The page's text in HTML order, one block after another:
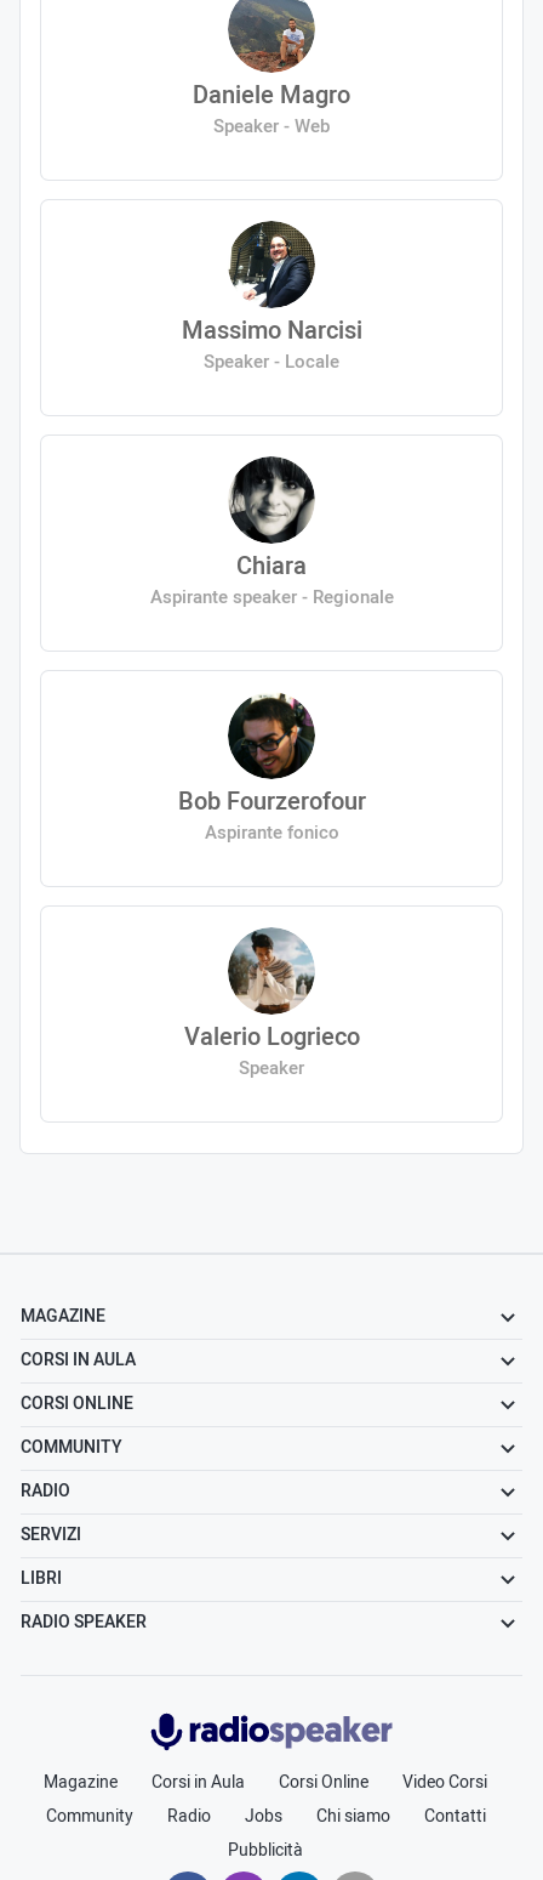
Daniele Magro
Speaker - Web
Massimo Narcisi
Speaker - Locale
Chiara
Aspirante speaker - Regionale
Bob Fourzerofour
Aspirante fonico
Valerio Logrieco
Speaker
MAGAZINE
CORSI IN AULA
CORSI ONLINE
COMMUNITY
RADIO
SERVIZI
LIBRI
RADIO SPEAKER
Radiospeaker.it
Magazine Corsi in Aula Corsi Online
Video Corsi
Community
Radio Jobs Chi siamo
Contatti
Pubblicità